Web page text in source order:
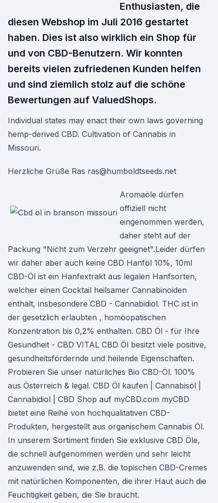
Enthusiasten, die
diesen Webshop im Juli 2016 gestartet
haben. Dies ist also wirklich ein Shop für
und von CBD-Benutzern. Wir konnten
bereits vielen zufriedenen Kunden helfen
und sind ziemlich stolz auf die schöne
Bewertungen auf ValuedShops.
Individual states may enact their own laws governing
hemp-derived CBD. Cultivation of Cannabis in
Missouri.
Herzliche Grüße Ras ras@humboldtseeds.net
Aromaöle dürfen
offiziell nicht
eingenommen werden,
daher steht auf der
Packung "Nicht zum Verzehr geeignet".Leider dürfen
wir daher aber auch keine CBD Hanföl 10%, 10ml
CBD-Öl ist ein Hanfextrakt aus legalen Hanfsorten,
welcher einen Cocktail heilsamer Cannabinoiden
enthält, insbesondere CBD - Cannabidiol. THC ist in
der gesetzlich erlaubten , homöopatischen
Konzentration bis 0,2% enthalten. CBD Öl - für Ihre
Gesundheit - CBD VITAL CBD Öl besitzt viele positive,
gesundheitsfördernde und heilende Eigenschaften.
Probieren Sie unser natürliches Bio CBD-Öl. 100%
aus Österreich & legal. CBD Öl kaufen | Cannabisöl |
Cannabidiol | CBD Shop auf myCBD.com myCBD
bietet eine Reihe von hochqualitativen CBD-
Produkten, hergestellt aus organischem Cannabis Öl.
In unserem Sortiment finden Sie exklusive CBD Öle,
die schnell aufgenommen werden und sehr leicht
anzuwenden sind, wie z.B. die topischen CBD-Cremes
mit natürlichen Komponenten, die ihrer Haut auch die
Feuchtigkeit geben, die Sie braucht.